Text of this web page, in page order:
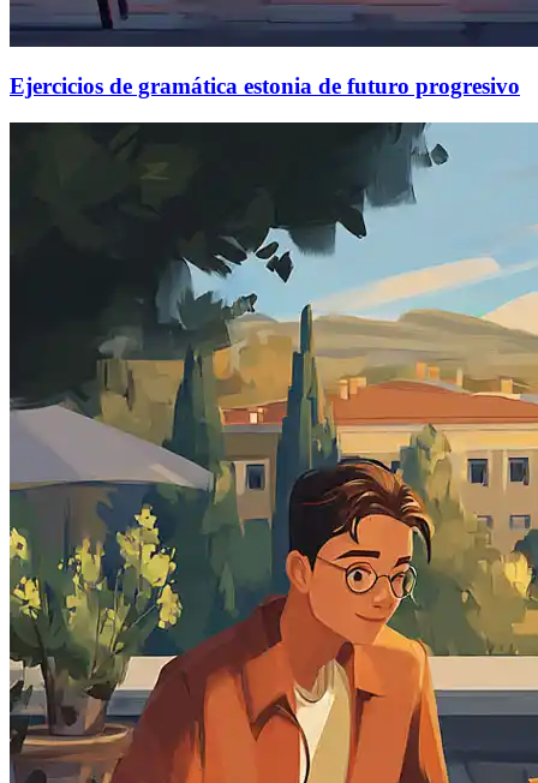
Ejercicios de gramática estonia de futuro progresivo